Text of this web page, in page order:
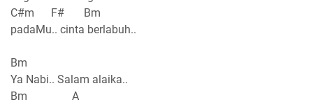
C#m F# Bm
padaMu.. cinta berlabuh..
Bm
Ya Nabi.. Salam alaika..
Bm A